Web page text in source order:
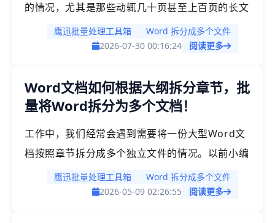
的情况，尤其是那些动辄几十页甚至上百页的长文
档。当领导要求你把一份完整的年度报告按章节拆
分发给不同部门，或者需要将汇总的合同文件逐个
好说，要是几十个文件同时需要拆分呢？今天这篇
文章就来给大家分享一个省时省力的解决方案，告
鹰迅批量处理工具箱
Word 拆分成多个文件
2026-07-30 00:16:24
阅读更多
Word文档如何根据大纲拆分章节，批
量将Word拆分为多个文档！
工作中，我们经常会遇到需要将一份大型Word文
档按照章节拆分成多个独立文件的情况。以前小编
拆一份文档要小半天，现在就算上百份的文档我也
能几分钟就搞定，完成如此大的效率转变，到底是
鹰迅批量处理工具箱
Word 拆分成多个文件
2026-05-09 02:26:55
阅读更多